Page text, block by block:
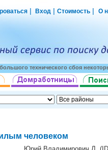
Вход Стоимость О
технического сбоя
человеком